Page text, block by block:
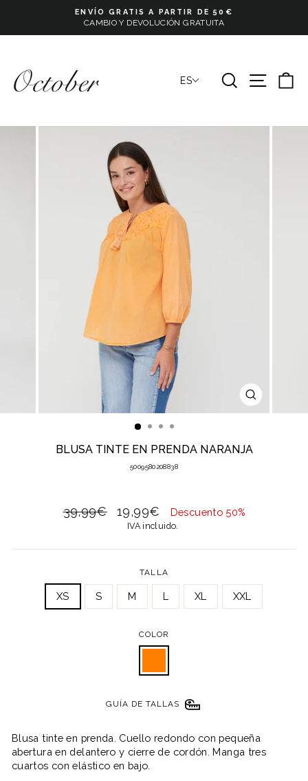
al
Pause
ENVÍO GRATIS A PARTIR DE 50€
CAMBIO Y DEVOLUCIÓN GRATUITA
ES BUSCAR
CERRAR
(ESC)
BLUSA TINTE EN PRENDA NARANJA
5009580208838
Precio
habitual
39,99€
Precio
de
19,99€ Descuento 50%
IVA incluido.
TALLA
XS S M L XL XXL
COLOR
GUÍA DE TALLAS
Blusa tinte en prenda. Cuello redondo con pequeña
abertura en delantero y cierre de cordón. Manga tres
cuartos con elástico en bajo.